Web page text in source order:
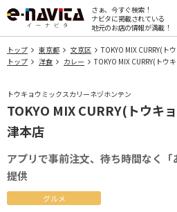
さぁ、今すぐ検索！
ナビタに掲載されている
地元のお店の情報が満載！
トップ 東京都 文京区
TOKYO MIX CURRY(ト
トップ
洋食 カレー TOKYO MIX CURRY(トウ
トウキョウミックスカリーネヅホンテン
TOKYO MIX CURRY(トウキ
津本店
アプリで事前注文、待ち時間なく
提供
グルメ